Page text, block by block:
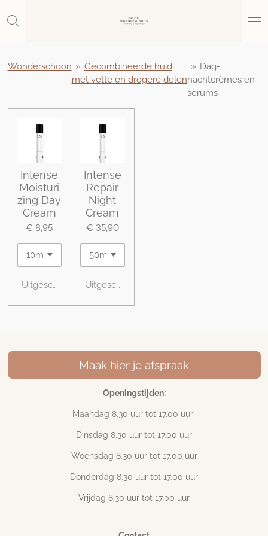
direct
hoofdinhoud
Wonderschoon » Gecombineerde huid
met vette en drogere delen
» Dag-,
nachtcrèmes en
serums
Intense
Moisturi
zing Day
Cream
€ 8,95
Uitgeschakeld
Intense
Repair
Night
Cream
€ 35,90
Uitgeschakeld
Maak hier je afspraak
Openingstijden:
Maandag 8.30 uur tot 17.00 uur
Dinsdag 8.30 uur tot 17.00 uur
Woensdag 8.30 uur tot 17.00 uur
Donderdag 8.30 uur tot 17.00 uur
Vrijdag 8.30 uur tot 17.00 uur